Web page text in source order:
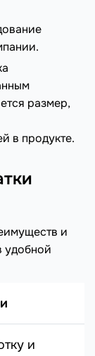
размер,
в продукте.
и
удобной
и